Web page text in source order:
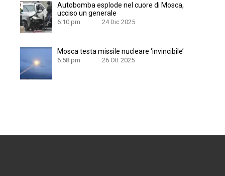
Autobomba esplode nel cuore di Mosca,
ucciso un generale
6:10 pm 24 Dic 2025
Mosca testa missile nucleare ‘invincibile’
6:58 pm 26 Ott 2025